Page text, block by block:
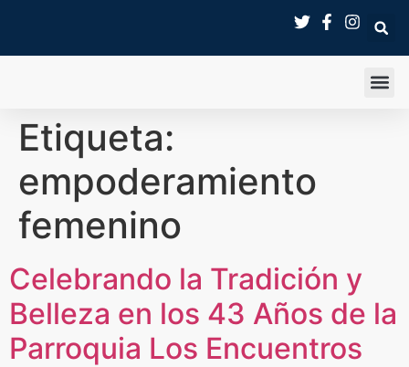
Etiqueta:
empoderamiento
femenino
Celebrando la Tradición y
Belleza en los 43 Años de la
Parroquia Los Encuentros